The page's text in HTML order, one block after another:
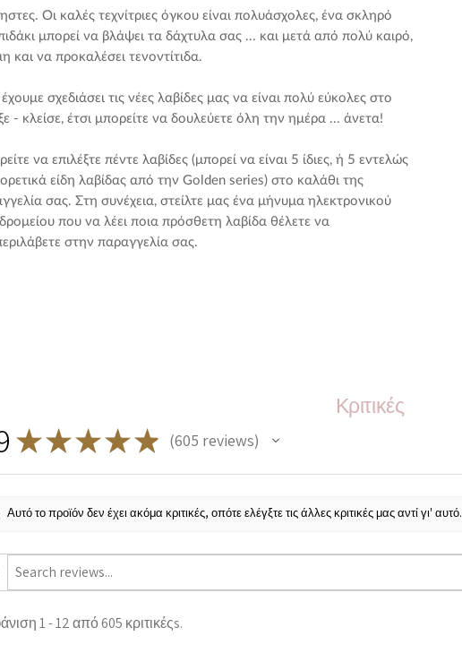
Οι καλές τεχνίτριες όγκου είναι πολυάσχολες, ένα σκληρό
μπορεί να βλάψει τα δάχτυλα σας ... και μετά από πολύ καιρό,
και να προκαλέσει τενοντίτιδα.
σχεδιάσει τις νέες λαβίδες μας να είναι πολύ εύκολες στο
- κλείσε, έτσι μπορείτε να δουλεύετε όλη την ημέρα ... άνετα!
να επιλέξτε πέντε λαβίδες (μπορεί να είναι 5 ίδιες, ή 5 εντελώς
είδη λαβίδας από την Golden series) στο καλάθι της
σας. Στη συνέχεια, στείλτε μας ένα μήνυμα ηλεκτρονικού
που να λέει ποια πρόσθετη λαβίδα θέλετε να
στην παραγγελία σας.
Κριτικές
★★★★★ 605 reviews
605
Αυτό το προϊόν δεν έχει ακόμα κριτικές, οπότε ελέγξτε τις άλλες κριτικές μας αντί γι' αυτό.
1 - 12 από 605 κριτικέςs.